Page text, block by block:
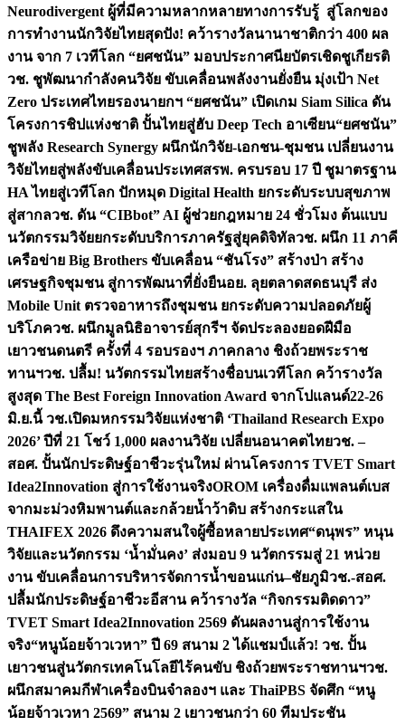
Neurodivergent ผู้ที่มีความหลากหลายทางการรับรู้ สู่โลกของ
การทำงานนักวิจัยไทยสุดปัง! คว้ารางวัลนานาชาติกว่า 400 ผล
งาน จาก 7 เวทีโลก “ยศชนัน” มอบประกาศนียบัตรเชิดชูเกียรติ
วช. ชูพัฒนากำลังคนวิจัย ขับเคลื่อนพลังงานยั่งยืน มุ่งเป้า Net
Zero ประเทศไทยรองนายกฯ “ยศชนัน” เปิดเกม Siam Silica ดัน
โครงการชิปแห่งชาติ ปั้นไทยสู่ฮับ Deep Tech อาเซียน“ยศชนัน”
ชูพลัง Research Synergy ผนึกนักวิจัย-เอกชน-ชุมชน เปลี่ยนงาน
วิจัยไทยสู่พลังขับเคลื่อนประเทศสรพ. ครบรอบ 17 ปี ชูมาตรฐาน
HA ไทยสู่เวทีโลก ปักหมุด Digital Health ยกระดับระบบสุขภาพ
สู่สากลวช. ดัน “CIBbot” AI ผู้ช่วยกฎหมาย 24 ชั่วโมง ต้นแบบ
นวัตกรรมวิจัยยกระดับบริการภาครัฐสู่ยุคดิจิทัลวช. ผนึก 11 ภาคี
เครือข่าย Big Brothers ขับเคลื่อน “ชันโรง” สร้างป่า สร้าง
เศรษฐกิจชุมชน สู่การพัฒนาที่ยั่งยืนอย. ลุยตลาดสดธนบุรี ส่ง
Mobile Unit ตรวจอาหารถึงชุมชน ยกระดับความปลอดภัยผู้
บริโภควช. ผนึกมูลนิธิอาจารย์สุกรีฯ จัดประลองยอดฝีมือ
เยาวชนดนตรี ครั้งที่ 4 รอบรองฯ ภาคกลาง ชิงถ้วยพระราช
ทานฯวช. ปลื้ม! นวัตกรรมไทยสร้างชื่อบนเวทีโลก คว้ารางวัล
สูงสุด The Best Foreign Innovation Award จากโปแลนด์22-26
มิ.ย.นี้ วช.เปิดมหกรรมวิจัยแห่งชาติ ‘Thailand Research Expo
2026’ ปีที่ 21 โชว์ 1,000 ผลงานวิจัย เปลี่ยนอนาคตไทยวช. –
สอศ. ปั้นนักประดิษฐ์อาชีวะรุ่นใหม่ ผ่านโครงการ TVET Smart
Idea2Innovation สู่การใช้งานจริงOROM เครื่องดื่มแพลนต์เบส
จากมะม่วงหิมพานต์และกล้วยน้ำว้าดิบ สร้างกระแสใน
THAIFEX 2026 ดึงความสนใจผู้ซื้อหลายประเทศ“ดนุพร” หนุน
วิจัยและนวัตกรรม ‘น้ำมั่นคง’ ส่งมอบ 9 นวัตกรรมสู่ 21 หน่วย
งาน ขับเคลื่อนการบริหารจัดการน้ำขอนแก่น–ชัยภูมิวช.-สอศ.
ปลื้มนักประดิษฐ์อาชีวะอีสาน คว้ารางวัล “กิจกรรมติดดาว”
TVET Smart Idea2Innovation 2569 ดันผลงานสู่การใช้งาน
จริง“หนูน้อยจ้าวเวหา” ปี 69 สนาม 2 ได้แชมป์แล้ว! วช. ปั้น
เยาวชนสู่นวัตกรเทคโนโลยีไร้คนขับ ชิงถ้วยพระราชทานฯวช.
ผนึกสมาคมกีฬาเครื่องบินจำลองฯ และ ThaiPBS จัดศึก “หนู
น้อยจ้าวเวหา 2569” สนาม 2 เยาวชนกว่า 60 ทีมประชัน